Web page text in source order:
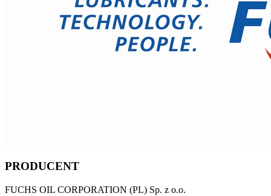
PRODUCENT
FUCHS OIL CORPORATION (PL) Sp. z o.o.